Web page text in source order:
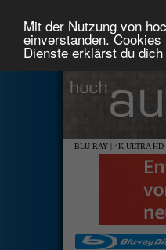
Mit der Nutzung von
einverstanden.
Dienste erklärst du
BLU-RAY | 4K ULTRA HD